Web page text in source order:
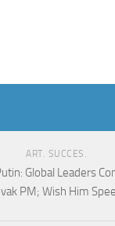
ART. SUCCES.
Global Leaders
PM; Wish Him